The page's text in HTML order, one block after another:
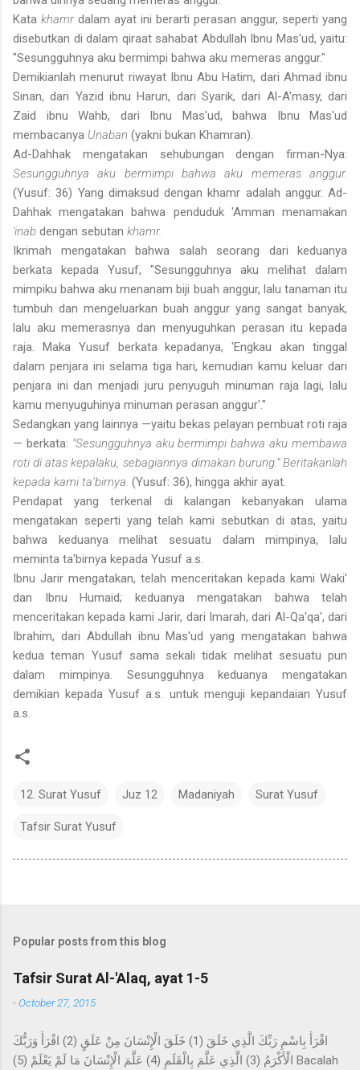
Kata khamr dalam ayat ini berarti perasan anggur, seperti yang
disebutkan di dalam qiraat sahabat Abdullah Ibnu Mas'ud, yaitu:
"Sesungguhnya aku bermimpi bahwa aku memeras anggur."
Demikianlah menurut riwayat Ibnu Abu Hatim, dari Ahmad ibnu
Sinan, dari Yazid ibnu Harun, dari Syarik, dari Al-A'masy, dari
Zaid ibnu Wahb, dari Ibnu Mas'ud, bahwa Ibnu Mas'ud
membacanya Unaban (yakni bukan Khamran).
Ad-Dahhak mengatakan sehubungan dengan firman-Nya:
Sesungguhnya aku bermimpi bahwa aku memeras anggur.
(Yusuf: 36) Yang dimaksud dengan khamr adalah anggur. Ad-
Dahhak mengatakan bahwa penduduk 'Amman menamakan
'inab dengan sebutan khamr.
Ikrimah mengatakan bahwa salah seorang dari keduanya
berkata kepada Yusuf, "Sesungguhnya aku melihat dalam
mimpiku bahwa aku menanam biji buah anggur, lalu tanaman itu
tumbuh dan mengeluarkan buah anggur yang sangat banyak,
lalu aku memerasnya dan menyuguhkan perasan itu kepada
raja. Maka Yusuf berkata kepadanya, 'Engkau akan tinggal
dalam penjara ini selama tiga hari, kemudian kamu keluar dari
penjara ini dan menjadi juru penyuguh minuman raja lagi, lalu
kamu menyuguhinya minuman perasan anggur'."
Sedangkan yang lainnya —yaitu bekas pelayan pembuat roti raja
— berkata: "Sesungguhnya aku bermimpi bahwa aku membawa
roti di atas kepalaku, sebagiannya dimakan burung.” Beritakanlah
kepada kami ta’birnya. (Yusuf: 36), hingga akhir ayat.
Pendapat yang terkenal di kalangan kebanyakan ulama
mengatakan seperti yang telah kami sebutkan di atas, yaitu
bahwa keduanya melihat sesuatu dalam mimpinya, lalu
meminta ta'birnya kepada Yusuf a.s.
Ibnu Jarir mengatakan, telah menceritakan kepada kami Waki'
dan Ibnu Humaid; keduanya mengatakan bahwa telah
menceritakan kepada kami Jarir, dari Imarah, dari Al-Qa'qa', dari
Ibrahim, dari Abdullah ibnu Mas'ud yang mengatakan bahwa
kedua teman Yusuf sama sekali tidak melihat sesuatu pun
dalam mimpinya. Sesungguhnya keduanya menga­takan
demikian kepada Yusuf a.s. untuk menguji kepandaian Yusuf
a.s.
12. Surat Yusuf Juz 12 Madaniyah Surat Yusuf
Tafsir Surat Yusuf
Popular posts from this blog
Tafsir Surat Al-'Alaq, ayat 1-5
-October 27, 2015
اقْرَأْ بِاسْمِ رَبِّكَ الَّذِي خَلَقَ (1) خَلَقَ الْإِنْسَانَ مِنْ عَلَقٍ (2) اقْرَأْ وَرَبُّكَ
الْأَكْرَمُ (3) الَّذِي عَلَّمَ بِالْقَلَمِ (4) عَلَّمَ الْإِنْسَانَ مَا لَمْ يَعْلَمْ (5) Bacalah